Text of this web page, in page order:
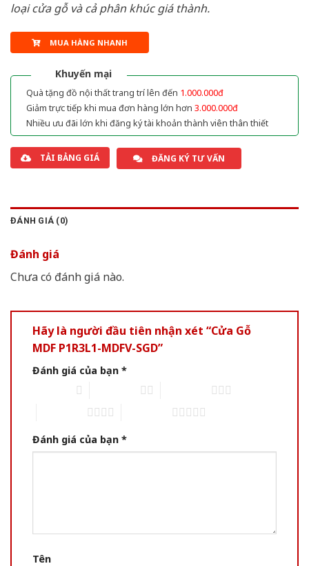
loại cửa gỗ và cả phân khúc giá thành.
MUA HÀNG NHANH
Khuyến mại
Quà tặng đồ nội thất trang trí lên đến 1.000.000đ
Giảm trực tiếp khi mua đơn hàng lớn hơn 3.000.000đ
Nhiều ưu đãi lớn khi đăng ký tài khoản thành viên thân thiết
TẢI BẢNG GIÁ ĐĂNG KÝ TƯ VẤN
ĐÁNH GIÁ (0)
Đánh giá
Chưa có đánh giá nào.
Hãy là người đầu tiên nhận xét “Cửa Gỗ
MDF P1R3L1-MDFV-SGD”
Đánh giá của bạn *
Đánh giá của bạn *
Tên